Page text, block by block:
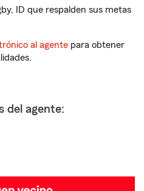
ID que respalden sus metas
al agente para obtener
del agente: